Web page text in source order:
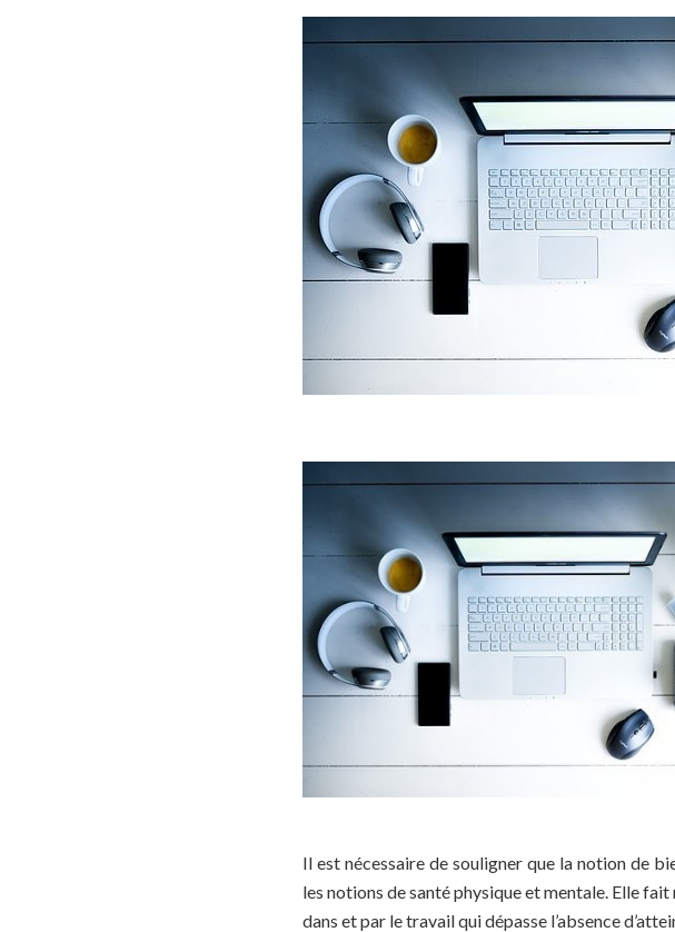
Il est nécessaire de souligner que la notion de
les notions de santé physique et mentale. Elle
dans et par le travail qui dépasse l’absence